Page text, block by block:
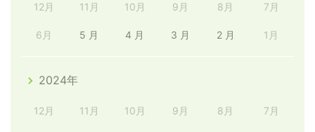
12月 11月 10月 9月 8月 7月
6月 5 月 4 月 3 月 2 月 1月
2024年
12月 11月 10月 9月 8月 7月